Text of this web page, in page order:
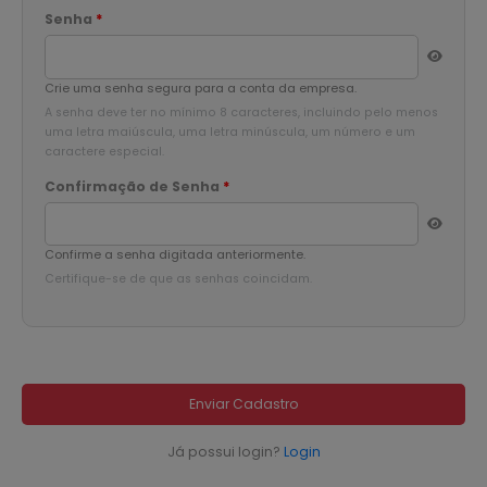
Senha *
Crie uma senha segura para a conta da empresa.
A senha deve ter no mínimo 8 caracteres, incluindo pelo menos
uma letra maiúscula, uma letra minúscula, um número e um
caractere especial.
Confirmação de Senha *
Confirme a senha digitada anteriormente.
Certifique-se de que as senhas coincidam.
Enviar Cadastro
Já possui login? Login